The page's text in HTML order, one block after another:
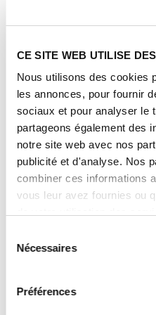
CE SITE WEB UTILISE
Nous utilisons des cookies
les annonces, pour fournir
sociaux et pour analyser le
partageons également des
notre site web avec nos
publicité et d'analyse. Nos
combiner ces informations
vous leur avez fournies ou
également que vos
conformément à l'article
RGPD (Règlement
DSGVO pour Datenschutz-
Nécessaires
Préférences
This website does not
including without
prohibited and constitutes
Unless otherwise marked
identifiable, all brands
this website are legally
marked with the symbol ®.